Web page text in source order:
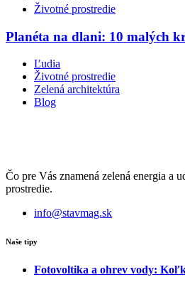
Životné prostredie
Planéta na dlani: 10 malých
Ľudia
Životné prostredie
Zelená architektúra
Blog
Čo pre Vás znamená zelená energia a
prostredie.
info@stavmag.sk
Naše tipy
Fotovoltika a ohrev vody: